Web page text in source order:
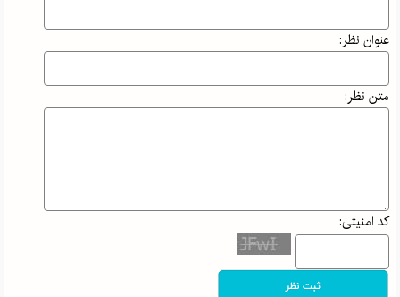
بی‌احتیاطی
می‌تواند جان
خطر بیندازد!
قله‌های جهان را
فتح کرد |
ایمان
عنوان نظر:
متن نظر:
کد امنیتی: